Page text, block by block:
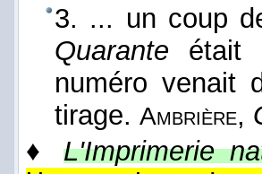
3. ... un coup
Quarante était
numéro venait
tirage. Ambrière,
♦ L'Imprimerie